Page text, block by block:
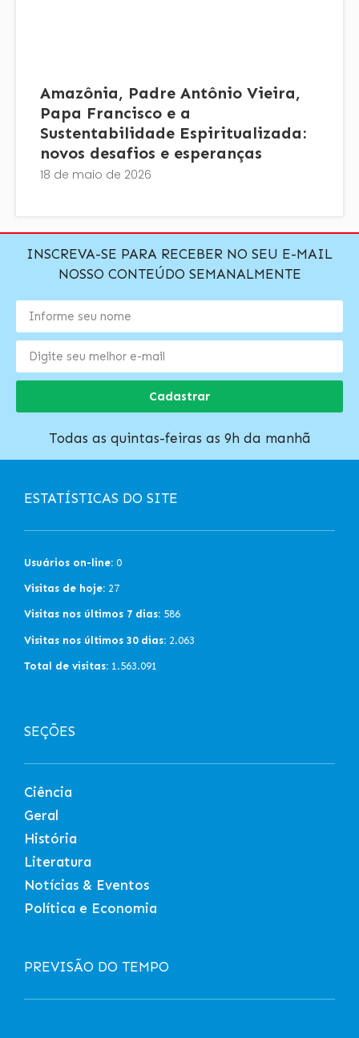
Amazônia, Padre Antônio Vieira,
Papa Francisco e a
Sustentabilidade Espiritualizada:
novos desafios e esperanças
18 de maio de 2026
INSCREVA-SE PARA RECEBER NO SEU E-MAIL
NOSSO CONTEÚDO SEMANALMENTE
Cadastrar
Todas as quintas-feiras as 9h da manhã
ESTATÍSTICAS DO SITE
Usuários on-line: 0
Visitas de hoje: 27
Visitas nos últimos 7 dias: 586
Visitas nos últimos 30 dias: 2.063
Total de visitas: 1.563.091
SEÇÕES
Ciência
Geral
História
Literatura
Notícias & Eventos
Política e Economia
PREVISÃO DO TEMPO